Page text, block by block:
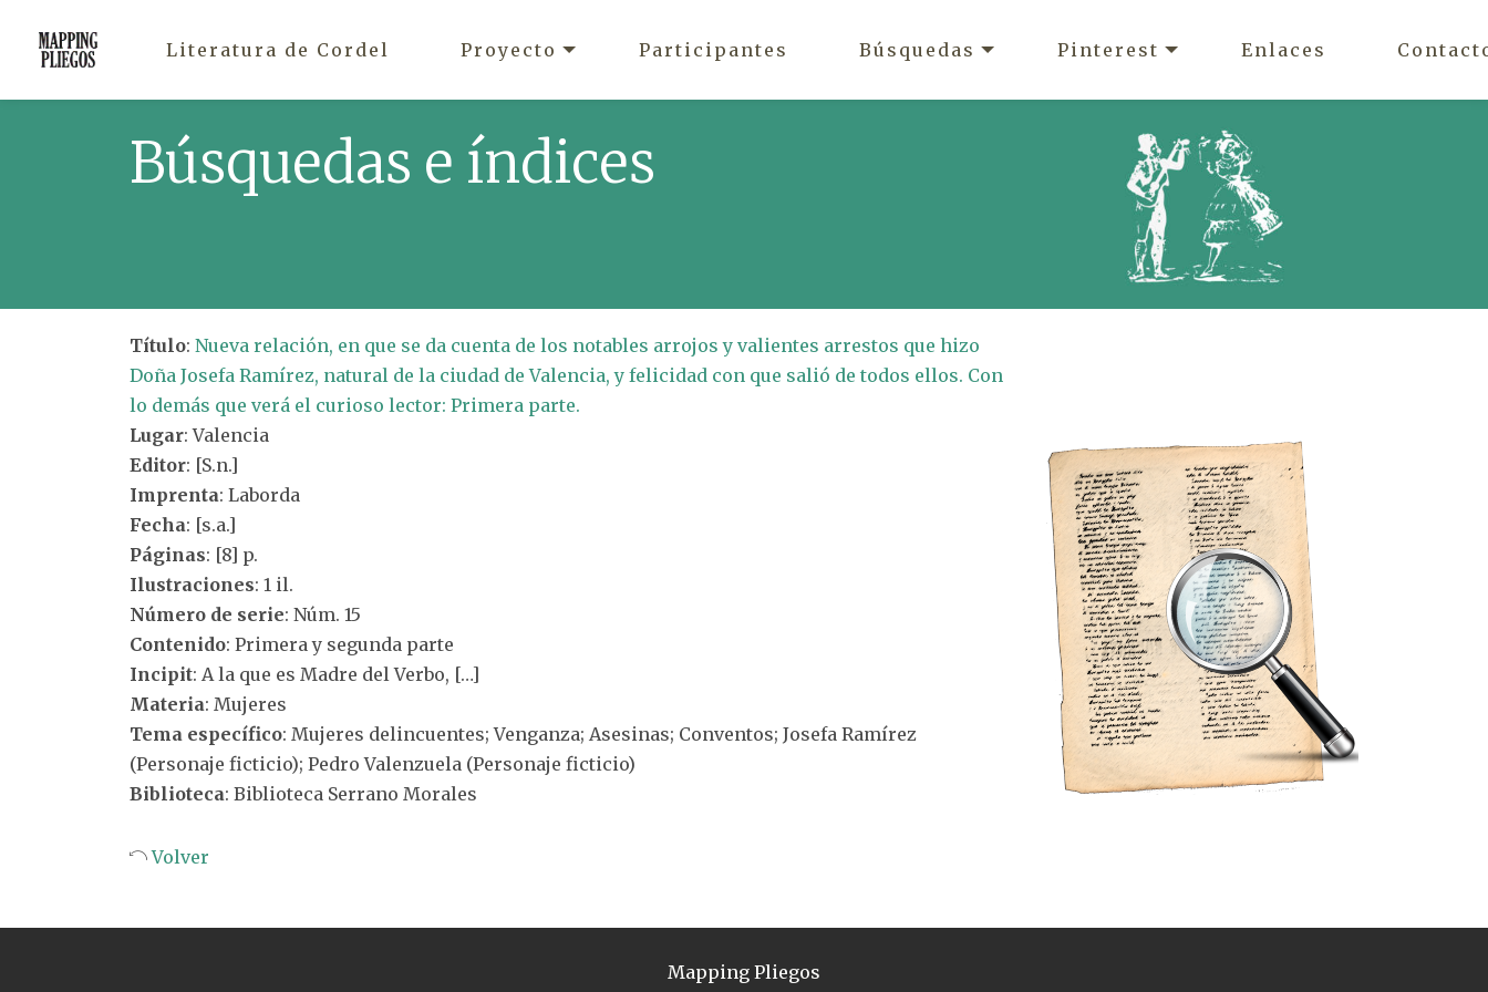
Literatura de Cordel Proyecto Participantes Búsquedas Pinterest Enlaces
Búsquedas e índices
Título: Nueva relación, en que se da cuenta de los notables arrojos y valientes arrestos que hizo
Doña Josefa Ramírez, natural de la ciudad de Valencia, y felicidad con que salió de todos ellos. Con
lo demás que verá el curioso lector: Primera parte.
Lugar: Valencia
Editor: [S.n.]
Imprenta: Laborda
Fecha: [s.a.]
Páginas: [8] p.
Ilustraciones: 1 il.
Número de serie: Núm. 15
Contenido: Primera y segunda parte
Incipit: A la que es Madre del Verbo, […]
Materia: Mujeres
Tema específico: Mujeres delincuentes; Venganza; Asesinas; Conventos; Josefa Ramírez
(Personaje ficticio); Pedro Valenzuela (Personaje ficticio)
Biblioteca: Biblioteca Serrano Morales
Volver
Mapping Pliegos